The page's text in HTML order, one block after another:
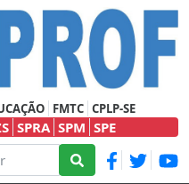
FMTC CPLP-SE
SPRA SPM SPE